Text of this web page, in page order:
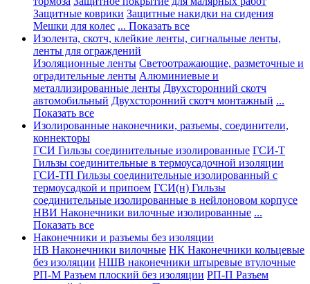
Защитные коврики Защитные накидки на сидения
Мешки для колес ... Показать все
Изолента, скотч, клейкие ленты, сигнальные ленты,
ленты для ограждений
Изоляционные ленты Светоотражающие, разметочные и
оградительные ленты Алюминиевые и
металлизированные ленты Двухсторонний скотч
автомобильный Двухсторонний скотч монтажный ...
Показать все
Изолированные наконечники, разъемы, соединители,
коннекторы
ГСИ Гильзы соединительные изолированные ГСИ-Т
Гильзы соединительные в термоусадочной изоляции
ГСИ-ТП Гильзы соединительные изолированный с
термоусадкой и припоем ГСИ(н) Гильзы
соединительные изолированные в нейлоновом корпусе
НВИ Наконечники вилочные изолированные ...
Показать все
Наконечники и разъемы без изоляции
НВ Наконечники вилочные НК Наконечники кольцевые
без изоляции НШВ наконечники штыревые втулочные
РП-М Разъем плоский без изоляции РП-П Разъем